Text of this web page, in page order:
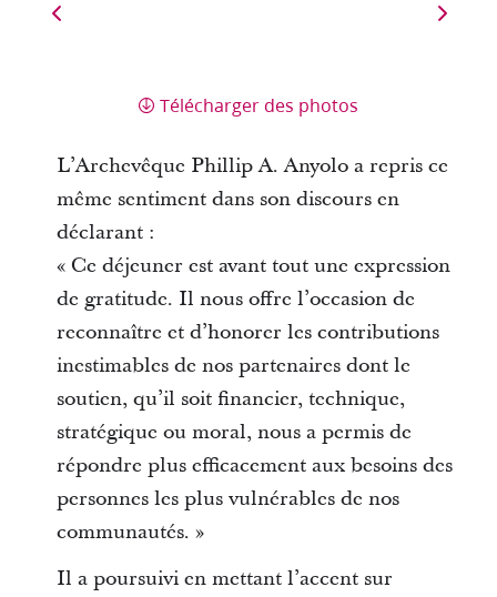
Télécharger des photos
L’Archevêque Phillip A. Anyolo a repris ce
même sentiment dans son discours en
déclarant :
« Ce déjeuner est avant tout une expression
de gratitude. Il nous offre l’occasion de
reconnaître et d’honorer les contributions
inestimables de nos partenaires dont le
soutien, qu’il soit financier, technique,
stratégique ou moral, nous a permis de
répondre plus efficacement aux besoins des
personnes les plus vulnérables de nos
communautés. »
Il a poursuivi en mettant l’accent sur